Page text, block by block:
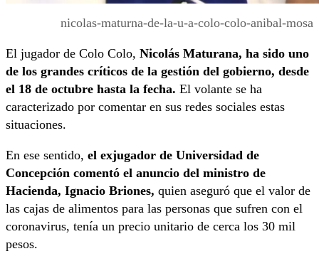
nicolas-maturna-de-la-u-a-colo-colo-anibal-mosa
El jugador de Colo Colo, Nicolás Maturana, ha sido uno
de los grandes críticos de la gestión del gobierno, desde
el 18 de octubre hasta la fecha. El volante se ha
caracterizado por comentar en sus redes sociales estas
situaciones.
En ese sentido, el exjugador de Universidad de
Concepción comentó el anuncio del ministro de
Hacienda, Ignacio Briones, quien aseguró que el valor de
las cajas de alimentos para las personas que sufren con el
coronavirus, tenía un precio unitario de cerca los 30 mil
pesos.